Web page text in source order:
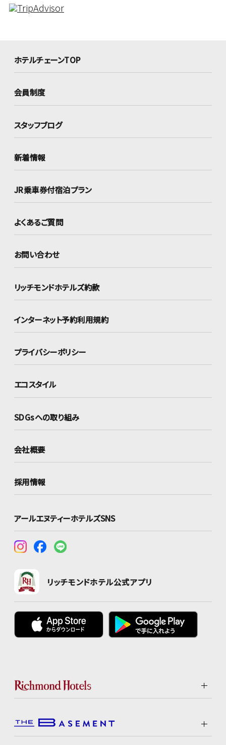
ホテルチェーンTOP
会員制度
スタッフブログ
新着情報
JR乗車券付宿泊プラン
よくあるご質問
お問い合わせ
リッチモンドホテルズ約款
インターネット予約利用規約
プライバシーポリシー
エコスタイル
SDGsへの取り組み
会社概要
採用情報
アールエヌティーホテルズSNS
リッチモンドホテル公式アプリ